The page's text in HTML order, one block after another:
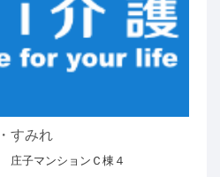
すみれ
子マンションＣ棟４